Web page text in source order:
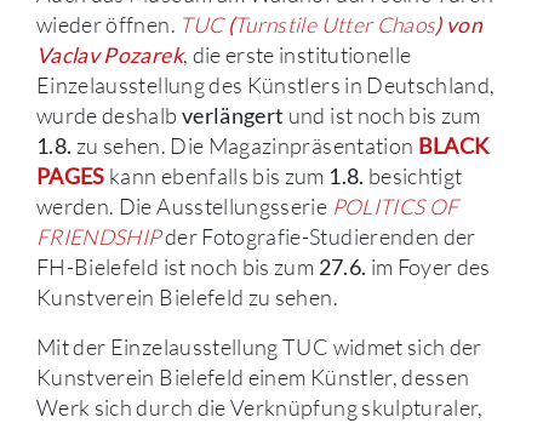
wieder öffnen. TUC(Turnstile Utter Chaos) von
Vaclav Pozarek, die erste institutionelle
Einzelausstellung des Künstlers in Deutschland,
wurde deshalb verlängert und ist noch bis zum
1.8. zu sehen. Die Magazinpräsentation BLACK
PAGES kann ebenfalls bis zum 1.8. besichtigt
werden. Die Ausstellungsserie POLITICS OF
FRIENDSHIPder Fotografie-Studierenden der
FH-Bielefeld ist noch bis zum 27.6. im Foyer des
Kunstverein Bielefeld zu sehen.
Mit der Einzelausstellung TUC widmet sich der
Kunstverein Bielefeld einem Künstler, dessen
Werk sich durch die Verknüpfung skulpturaler,